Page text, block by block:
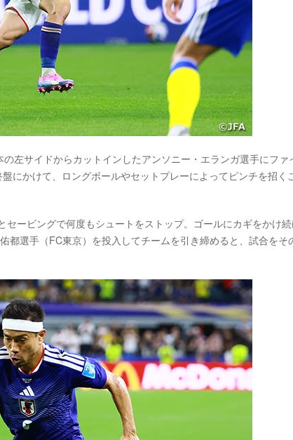
左サイドからカットインしたアンソニー・エランガ選手にファ
にかけて、ロングボールやセットプレーによってピンチを招く
ービングで何度もシュートをストップ。ゴールにカギをかけ続
都選手（FC東京）を投入してチームを引き締めると、試合をそ